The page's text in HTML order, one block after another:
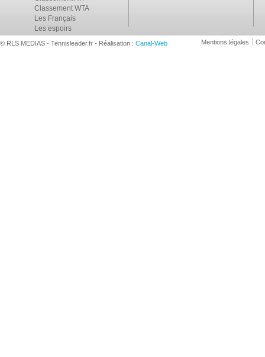
Classement WTA
Les Français
Les espoirs
© RLS MEDIAS - Tennisleader.fr - Réalisation : Canal-Web Mentions légales